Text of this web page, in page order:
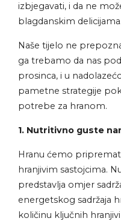
izbjegavati, i da ne
blagdanskim delicijama.
Naše tijelo ne
ga trebamo da nas
prosinca, i u
pametne strategije
potrebe za hranom.
1. Nutritivno guste
Hranu ćemo
hranjivim sastojcima.
predstavlja omjer
energetskog sadržaja
količinu ključnih